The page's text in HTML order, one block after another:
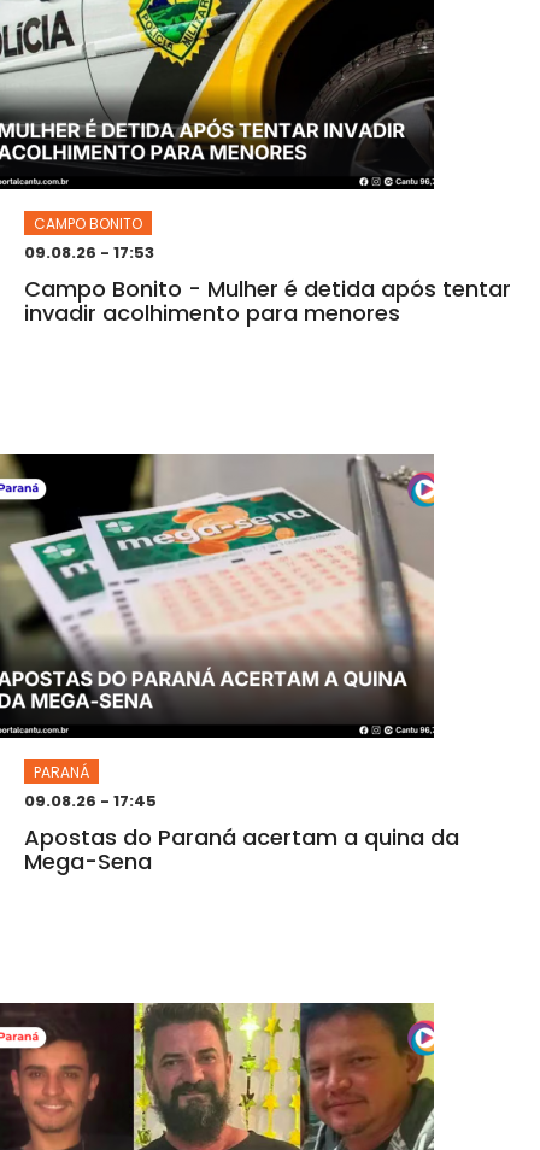
CAMPO BONITO
09.08.26 - 17:53
Campo Bonito - Mulher é detida após tentar
invadir acolhimento para menores
PARANÁ
09.08.26 - 17:45
Apostas do Paraná acertam a quina da
Mega-Sena